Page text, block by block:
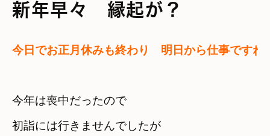
新年早々 縁起が？
今日でお正月休みも終わり　明日から仕事ですね
今年は喪中だったので
初詣には行きませんでしたが